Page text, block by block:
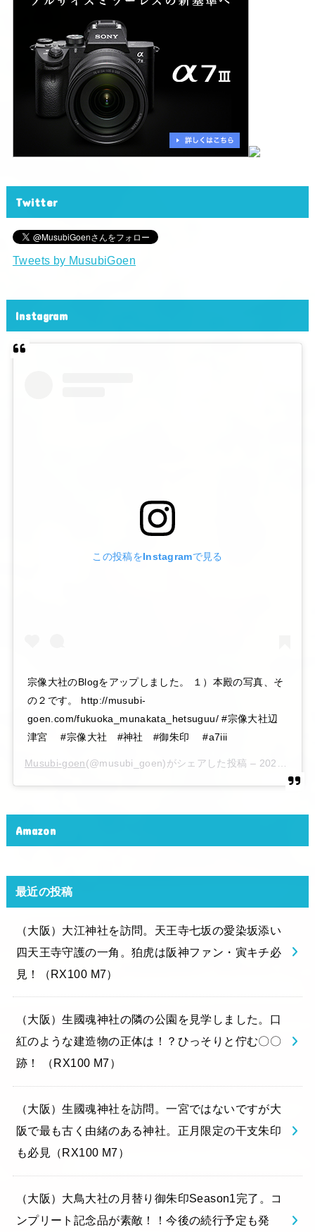
Twitter
Tweets by MusubiGoen
Instagram
この投稿をInstagramで見る
宗像大社のBlogをアップしました。 １）本殿の写真、そ
の２です。 http://musubi-
goen.com/fukuoka_munakata_hetsuguu/ #宗像大社辺
津宮 #宗像大社 #神社 #御朱印 #a7iii
Musubi-goen(@musubi_goen)がシェアした投稿 – 2020年 6月月6日午後10時15分PDT
Amazon
最近の投稿
（大阪）大江神社を訪問。天王寺七坂の愛染坂添い
四天王寺守護の一角。狛虎は阪神ファン・寅キチ必
見！（RX100 M7）
（大阪）生國魂神社の隣の公園を見学しました。口
紅のような建造物の正体は！？ひっそりと佇む〇〇
跡！ （RX100 M7）
（大阪）生國魂神社を訪問。一宮ではないですが大
阪で最も古く由緒のある神社。正月限定の干支朱印
も必見（RX100 M7）
（大阪）大鳥大社の月替り御朱印Season1完了。コ
ンプリート記念品が素敵！！今後の続行予定も発